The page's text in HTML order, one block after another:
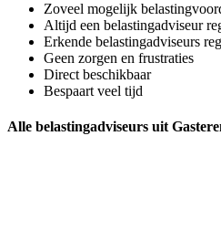
Zoveel mogelijk
Altijd een belastingadviseur
Erkende belastingadviseurs
Geen zorgen en frustraties
Direct beschikbaar
Bespaart veel tijd
Alle belastingadviseurs uit